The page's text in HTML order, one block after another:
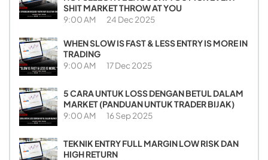
SHIT MARKET THROW AT YOU
9:00 AM 24 Dec 2025
WHEN SLOW IS FAST & LESS ENTRY IS MORE IN
TRADING
9:00 AM 17 Dec 2025
5 CARA UNTUK LOSS DENGAN BETUL DALAM
MARKET (PANDUAN UNTUK TRADER BIJAK)
9:00 AM 16 Sep 2025
TEKNIK ENTRY FULL MARGIN LOW RISK DAN
HIGH RETURN